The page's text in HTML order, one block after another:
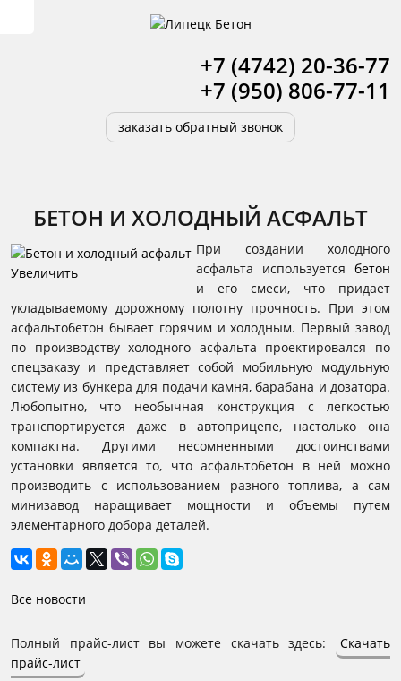
+7 (4742) 20-36-77
+7 (950) 806-77-11
заказать обратный звонок
БЕТОН И ХОЛОДНЫЙ АСФАЛЬТ
Увеличить
При создании холодного
асфальта используется бетон
и его смеси, что придает
укладываемому дорожному полотну прочность. При этом
асфальтобетон бывает горячим и холодным. Первый завод
по производству холодного асфальта проектировался по
спецзаказу и представляет собой мобильную модульную
систему из бункера для подачи камня, барабана и дозатора.
Любопытно, что необычная конструкция с легкостью
транспортируется даже в автоприцепе, настолько она
компактна. Другими несомненными достоинствами
установки является то, что асфальтобетон в ней можно
производить с использованием разного топлива, а сам
минизавод наращивает мощности и объемы путем
элементарного добора деталей.
Все новости
Полный прайс-лист вы можете скачать здесь:
Скачать
прайс-лист